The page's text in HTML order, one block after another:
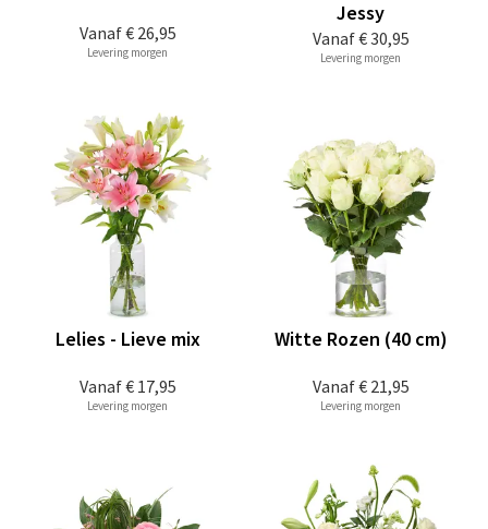
Vanaf€ 26,95
Levering morgen
Vanaf€ 30,95
Jessy
Levering morgen
Vanaf€ 17,95
Lelies - Lieve mix
Levering morgen
Vanaf€ 21,95
Witte Rozen (40 cm)
Levering morgen